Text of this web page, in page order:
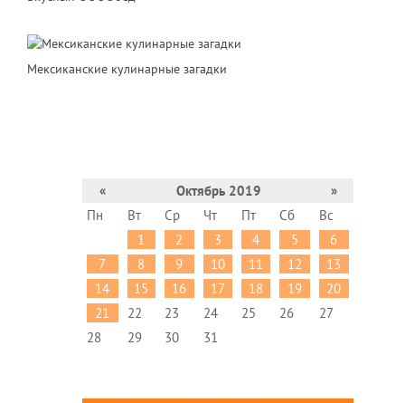
Мексиканские кулинарные загадки
« Октябрь 2019
»
Пн
Вт Ср Чт Пт Сб
Вс
1
2 3 4 5
6
7
8 9 10 11 12
13
14
15 16 17 18 19
20
21
22 23 24 25 26
27
28
29 30 31